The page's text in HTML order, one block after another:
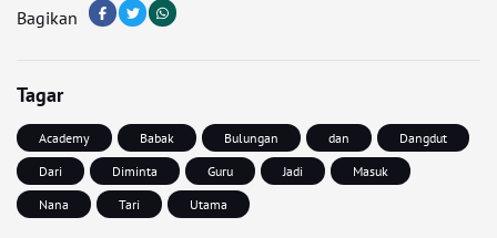
Bagikan
Tagar
Academy Babak Bulungan dan
Dangdut
Dari
Diminta Guru Jadi
Masuk
Nana
Tari Utama